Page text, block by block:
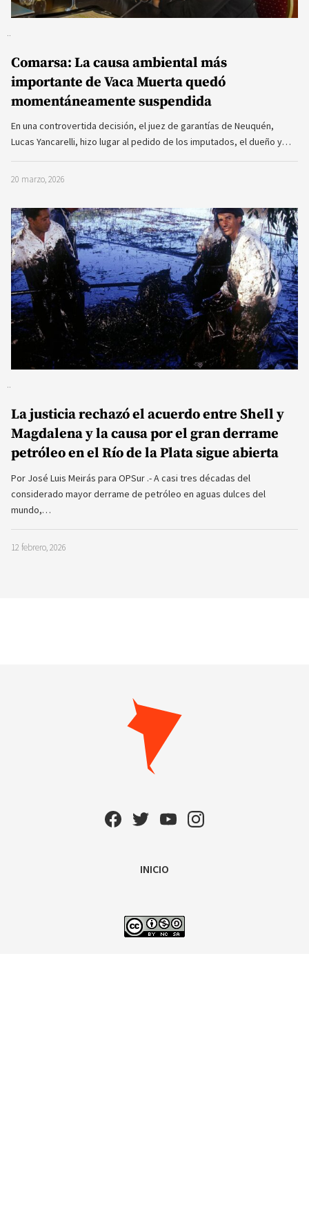
Comarsa: La causa ambiental más
importante de Vaca Muerta quedó
momentáneamente suspendida
En una controvertida decisión, el juez de garantías de Neuquén,
Lucas Yancarelli, hizo lugar al pedido de los imputados, el dueño y…
20 marzo, 2026
La justicia rechazó el acuerdo entre Shell y
Magdalena y la causa por el gran derrame
petróleo en el Río de la Plata sigue abierta
Por José Luis Meirás para OPSur .- A casi tres décadas del
considerado mayor derrame de petróleo en aguas dulces del
mundo,…
12 febrero, 2026
INICIO